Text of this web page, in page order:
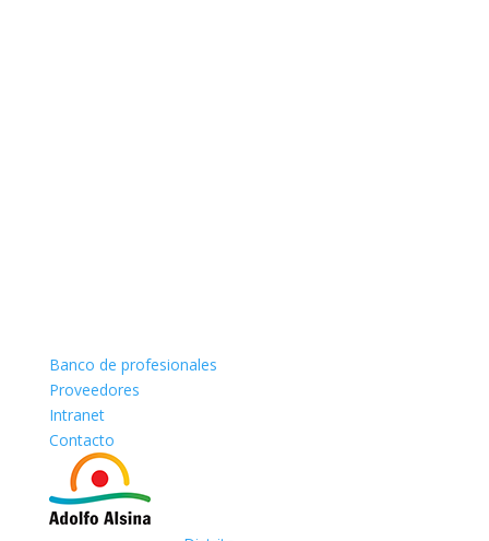
Banco de profesionales
Proveedores
Intranet
Contacto